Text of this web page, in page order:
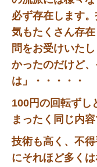
必ず存在します
気もたくさん存
問をお受けいた
かったのだけど
は」・・・・・
100円の回転ずし
まったく同じ内
技術も高く、不
にそれほど多くは